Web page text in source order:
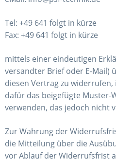
Tel: +49 641 folgt in kürze
Fax: +49 641 folgt in kürze
mittels einer eindeutigen
versandter Brief oder E-Mail)
diesen Vertrag zu
dafür das beigefügte
verwenden, das jedoch nicht
Zur Wahrung der
die Mitteilung über die
vor Ablauf der Widerrufsfrist